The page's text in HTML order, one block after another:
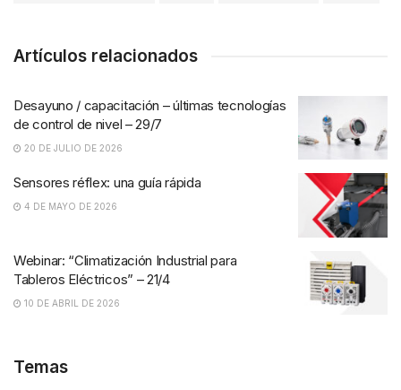
Artículos relacionados
Desayuno / capacitación – últimas tecnologías
de control de nivel – 29/7
20 DE JULIO DE 2026
Sensores réflex: una guía rápida
4 DE MAYO DE 2026
Webinar: “Climatización Industrial para
Tableros Eléctricos” – 21/4
10 DE ABRIL DE 2026
Temas